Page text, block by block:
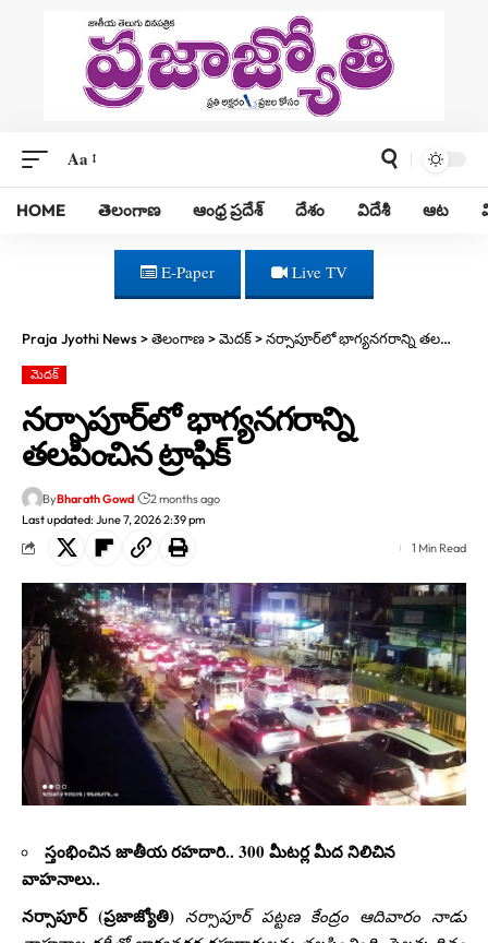
Aa
HOME తెలంగాణ ఆంధ్ర ప్రదేశ్ దేశం విదేశీ ఆట
E-Paper Live TV
Praja Jyothi News>తెలంగాణ>మెదక్>నర్సాపూర్‌లో భాగ్యనగరాన్ని తలపించిన ట్రాఫిక్‌
మెదక్
నర్సాపూర్‌లో భాగ్యనగరాన్ని
తలపించిన ట్రాఫిక్‌
Last updated: June 7, 2026 2:39 pm
ByBharath Gowd 2 months ago
1 Min Read
స్తంభించిన జాతీయ రహదారి.. 300 మీటర్ల మీద నిలిచిన
వాహనాలు..
నర్సాపూర్‌ (ప్రజాజ్యోతి) నర్సాపూర్ పట్టణ కేంద్రం ఆదివారం నాడు